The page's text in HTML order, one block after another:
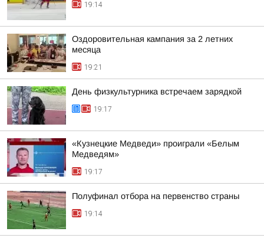
19:14
Оздоровительная кампания за 2 летних
месяца
19:21
День физкультурника встречаем зарядкой
19:17
«Кузнецкие Медведи» проиграли «Белым
Медведям»
19:17
Полуфинал отбора на первенство страны
19:14